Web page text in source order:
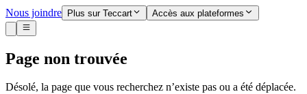
Nous joindre Plus sur Teccart Accès aux plateformes
Page non trouvée
Désolé, la page que vous recherchez n’existe pas ou a été déplacée.